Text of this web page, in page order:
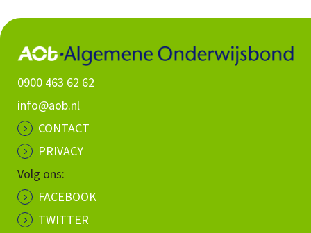
0900 463 62 62
info@aob.nl
CONTACT
PRIVACY
Volg ons:
FACEBOOK
TWITTER